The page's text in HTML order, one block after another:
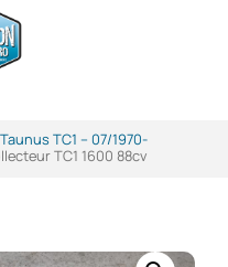
TC1 -- 07/1970-
TC1 1600 88cv